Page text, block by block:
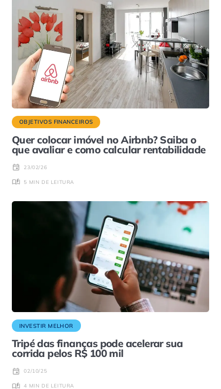
OBJETIVOS FINANCEIROS
Quer colocar imóvel no Airbnb? Saiba o
que avaliar e como calcular rentabilidade
23/02/26
5 MIN DE LEITURA
INVESTIR MELHOR
Tripé das finanças pode acelerar sua
corrida pelos R$ 100 mil
02/10/25
4 MIN DE LEITURA